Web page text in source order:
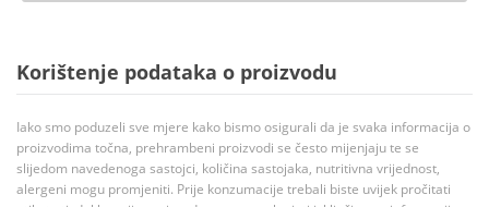
Korištenje podataka o proizvodu
Iako smo poduzeli sve mjere kako bismo osigurali da je svaka informacija o
proizvodima točna, prehrambeni proizvodi se često mijenjaju te se
slijedom navedenoga sastojci, količina sastojaka, nutritivna vrijednost,
alergeni mogu promjeniti. Prije konzumacije trebali biste uvijek pročitati